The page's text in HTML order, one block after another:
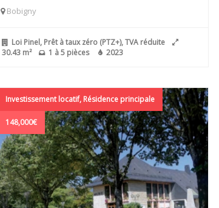
Bobigny
Loi Pinel, Prêt à taux zéro (PTZ+), TVA réduite
30.43 m²
1 à 5 pièces 2023
Investissement locatif, Résidence principale
148,000€